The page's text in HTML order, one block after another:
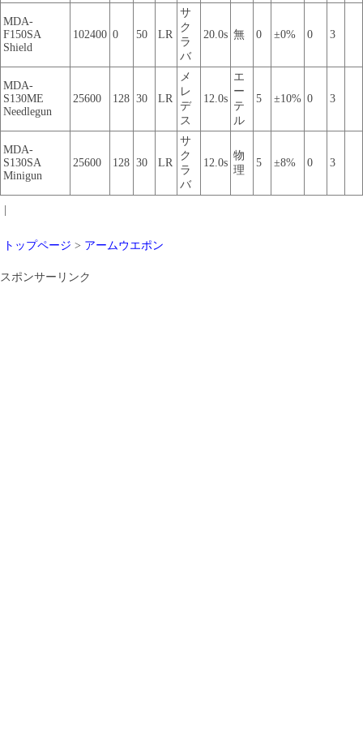
MDA-
F150SA
Shield
102400 0 50 LR
サ
ク
ラ
バ
20.0s 無 0 ±0% 0 3
MDA-
S130ME
Needlegun
25600 128 30 LR
メ
レ
デ
ス
12.0s
エ
ー
テ
ル
5 ±10% 0 3
MDA-
S130SA
Minigun
25600 128 30 LR
サ
ク
ラ
バ
12.0s
物
理
5 ±8% 0 3
トップページ > アームウエポン
スポンサーリンク